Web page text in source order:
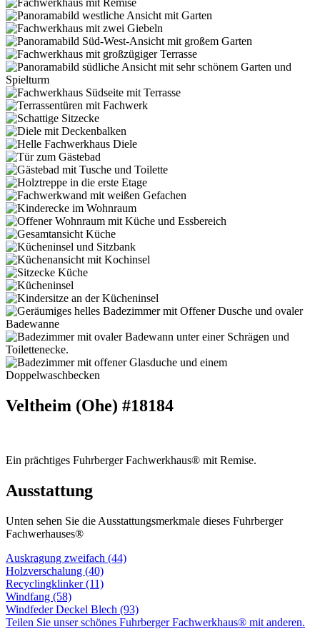
Veltheim (Ohe) #18184
Ein prächtiges Fuhrberger Fachwerkhaus® mit Remise.
Ausstattung
Unten sehen Sie die Ausstattungsmerkmale dieses Fuhrberger
Fachwerhauses®
Auskragung zweifach (44)
Holzverschalung (40)
Recyclingklinker (11)
Windfang (58)
Windfeder Deckel Blech (93)
Teilen Sie unser schönes Fuhrberger Fachwerkhaus® mit anderen.